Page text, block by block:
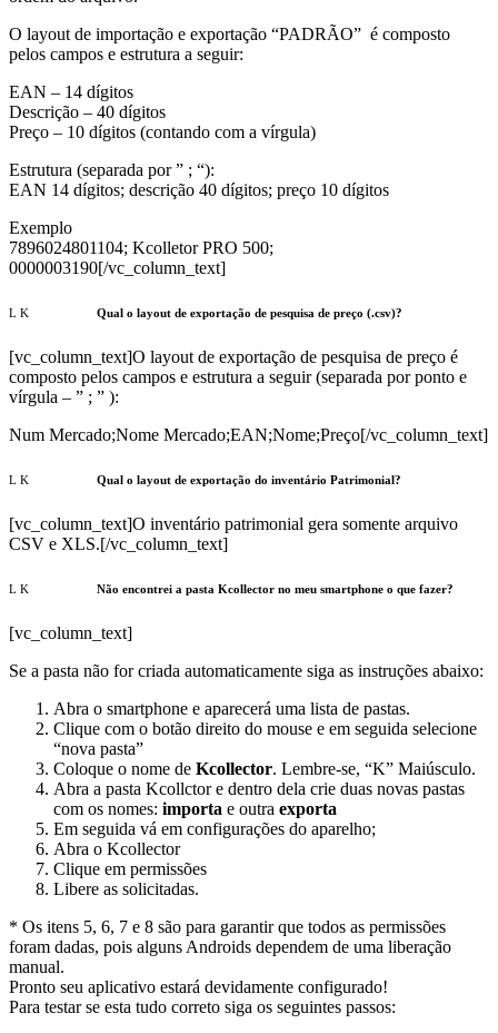
O layout de importação e exportação “PADRÃO” é composto
pelos campos e estrutura a seguir:
EAN – 14 dígitos
Descrição – 40 dígitos
Preço – 10 dígitos (contando com a vírgula)
Estrutura (separada por ” ; “):
EAN 14 dígitos; descrição 40 dígitos; preço 10 dígitos
Exemplo
7896024801104; Kcolletor PRO 500;
0000003190[/vc_column_text]
Qual o layout de exportação de pesquisa de preço (.csv)?
[vc_column_text]O layout de exportação de pesquisa de preço é
composto pelos campos e estrutura a seguir (separada por ponto e
vírgula – ” ; ” ):
Num Mercado;Nome Mercado;EAN;Nome;Preço[/vc_column_text]
Qual o layout de exportação do inventário Patrimonial?
[vc_column_text]O inventário patrimonial gera somente arquivo
CSV e XLS.[/vc_column_text]
Não encontrei a pasta Kcollector no meu smartphone o que fazer?
[vc_column_text]
Se a pasta não for criada automaticamente siga as instruções abaixo:
Abra o smartphone e aparecerá uma lista de pastas.
Clique com o botão direito do mouse e em seguida selecione
“nova pasta”
Coloque o nome de Kcollector. Lembre-se, “K” Maiúsculo.
Abra a pasta Kcollctor e dentro dela crie duas novas pastas
com os nomes: importa e outra exporta
Em seguida vá em configurações do aparelho;
Abra o Kcollector
Clique em permissões
Libere as solicitadas.
* Os itens 5, 6, 7 e 8 são para garantir que todos as permissões
foram dadas, pois alguns Androids dependem de uma liberação
manual.
Pronto seu aplicativo estará devidamente configurado!
Para testar se esta tudo correto siga os seguintes passos: